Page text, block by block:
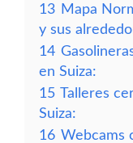
13 Mapa
y sus
14
en Suiza:
15 Talleres
Suiza:
16 Webcams